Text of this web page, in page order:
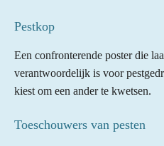
Pestkop
Een confronterende poster die
verantwoordelijk is voor
kiest om een ander te kwetsen.
Toeschouwers van pesten